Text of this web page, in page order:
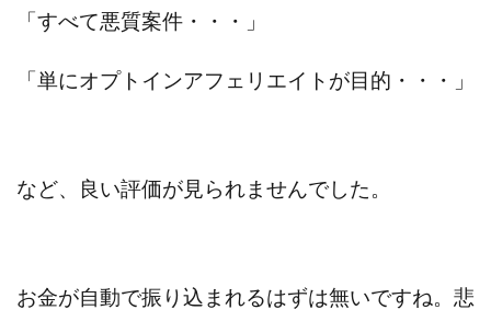
「すべて悪質案件・・・」
「単にオプトインアフェリエイトが目的・・・」
など、良い評価が見られませんでした。
お金が自動で振り込まれるはずは無いですね。悲